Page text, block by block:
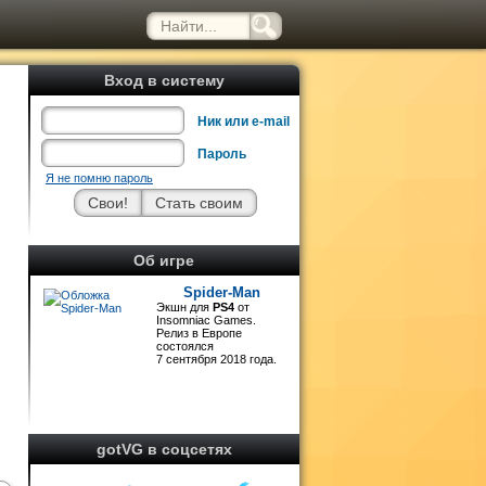
Вход в систему
Ник или e-mail
Пароль
Я не помню пароль
Об игре
Spider-Man
Экшн для PS4 от
Insomniac Games.
Релиз в Европе
состоялся
7 сентября 2018 года.
gotVG в соцсетях